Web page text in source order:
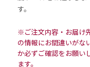
す。
※ご注文内容・お届け
の情報にお間違いがな
か必ずご確認をお願い
ます。